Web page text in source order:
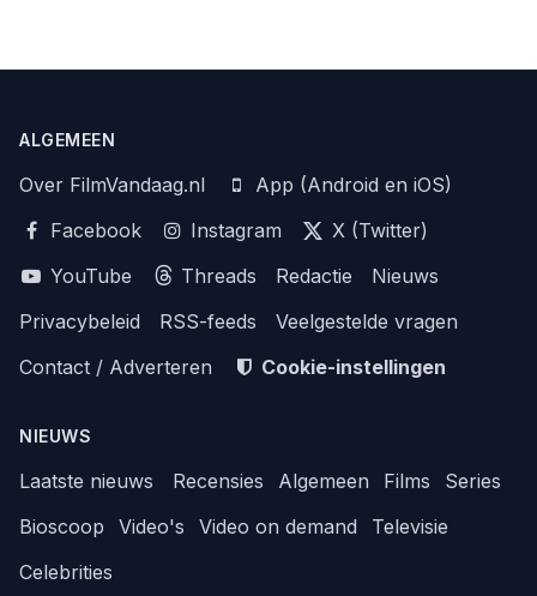
ALGEMEEN
Over FilmVandaag.nl
App (Android en iOS)
Facebook
Instagram
X (Twitter)
YouTube
Threads Redactie
Nieuws
Privacybeleid
RSS-feeds
Veelgestelde vragen
Contact / Adverteren
Cookie-instellingen
NIEUWS
Laatste nieuws Recensies Algemeen Films
Series
Bioscoop
Video's Video on demand
Televisie
Celebrities